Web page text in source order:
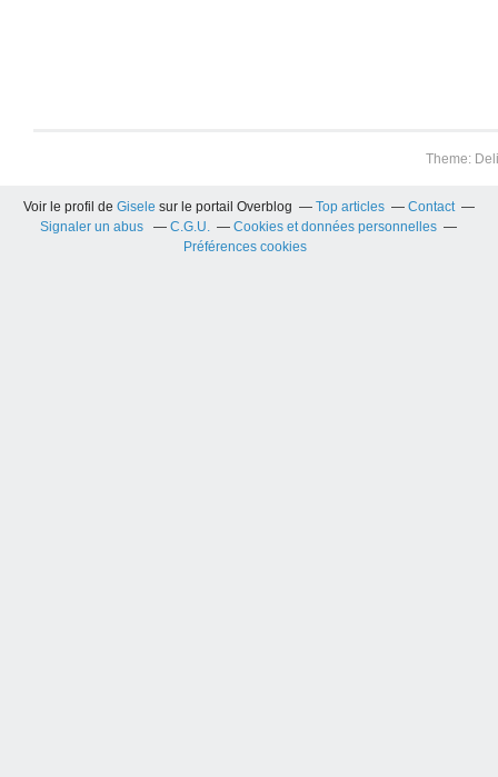
Theme:
Voir le profil de Gisele sur le portail Overblog Top articles
Contact
Signaler un abus
C.G.U.
Cookies et données personnelles
Préférences cookies